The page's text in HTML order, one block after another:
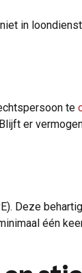
in
te
er
Deze
één